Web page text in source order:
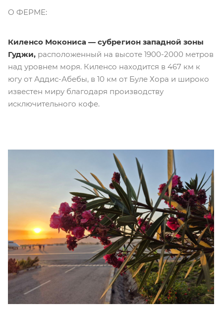
О ФЕРМЕ:
Киленсо Мокониса — субрегион западной зоны
Гуджи, расположенный на высоте 1900-2000 метров
над уровнем моря. Киленсо находится в 467 км к
югу от Аддис-Абебы, в 10 км от Буле Хора и широко
известен миру благодаря производству
исключительного кофе.